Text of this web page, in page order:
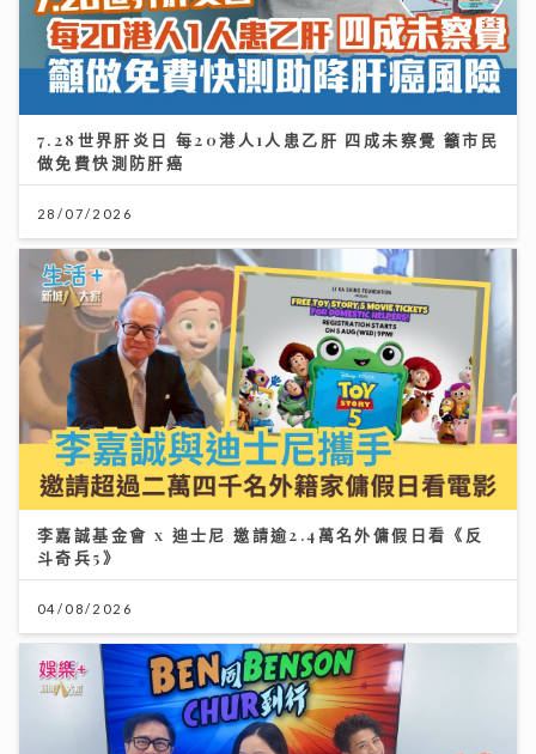
7.28世界肝炎日 每20港人1人患乙肝 四成未察覺 籲市民
做免費快測防肝癌
28/07/2026
李嘉誠基金會 x 迪士尼 邀請逾2.4萬名外傭假日看《反
斗奇兵5》
04/08/2026